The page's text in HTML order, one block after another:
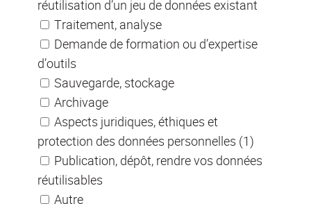
réutilisation d’un jeu de données existant
Traitement, analyse
Demande de formation ou d’expertise
d’outils
Sauvegarde, stockage
Archivage
Aspects juridiques, éthiques et
protection des données personnelles (1)
Publication, dépôt, rendre vos données
réutilisables
Autre